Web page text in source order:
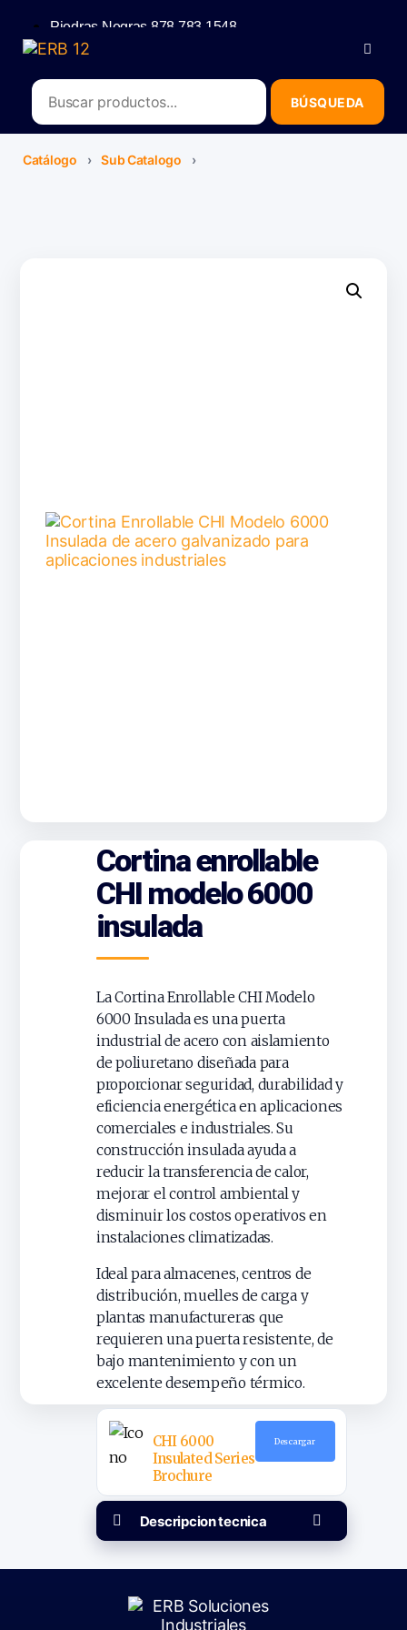
Piedras Negras 878 783 1548
Saltillo 844 112 4202
Catálogo › Sub Catalogo ›
Cortina enrollable
CHI modelo 6000
insulada
La Cortina Enrollable CHI Modelo
6000 Insulada es una puerta
industrial de acero con aislamiento
de poliuretano diseñada para
proporcionar seguridad, durabilidad y
eficiencia energética en aplicaciones
comerciales e industriales. Su
construcción insulada ayuda a
reducir la transferencia de calor,
mejorar el control ambiental y
disminuir los costos operativos en
instalaciones climatizadas.
Ideal para almacenes, centros de
distribución, muelles de carga y
plantas manufactureras que
requieren una puerta resistente, de
bajo mantenimiento y con un
excelente desempeño térmico.
CHI 6000
Insulated Series
Brochure
Descargar
Descripcion tecnica